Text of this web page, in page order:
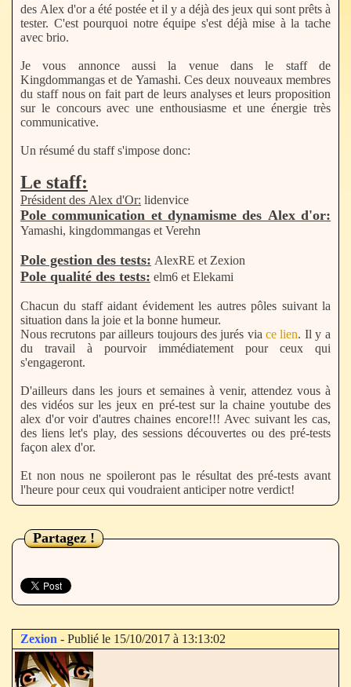
des Alex d'or a été postée et il y a déjà des jeux qui sont prêts à
tester. C'est pourquoi notre équipe s'est déjà mise à la tache
avec brio.
Je vous annonce aussi la venue dans le staff de
Kingdommangas et de Yamashi. Ces deux nouveaux membres
du staff nous on fait part de leurs analyses et leurs proposition
sur le concours avec une enthousiasme et une énergie très
communicative.
Un résumé du staff s'impose donc:
Le staff:
Président des Alex d'Or: lidenvice
Pole communication et dynamisme des Alex d'or:
Yamashi, kingdommangas et Verehn
Pole gestion des tests: AlexRE et Zexion
Pole qualité des tests: elm6 et Elekami
Chacun du staff aidant évidement les autres pôles suivant la
situation dans la joie et la bonne humeur.
Nous recrutons par ailleurs toujours des jurés via ce lien. Il y a
du travail à pourvoir immédiatement pour ceux qui
s'engageront.
D'ailleurs dans les jours et semaines à venir, attendez vous à
des vidéos sur les jeux en pré-test sur la chaine youtube des
alex d'or voir d'autres chaines encore!!! Avec suivant les cas,
des liens let's play, des sessions découvertes ou des pré-tests
façon alex d'or.
Et non nous ne spoileront pas le résultat des pré-tests avant
l'heure pour ceux qui voudraient anticiper notre verdict!
Partagez !
Zexion - Publié le 15/10/2017 à 13:13:02